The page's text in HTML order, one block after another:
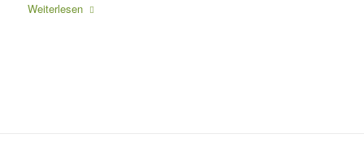
Weiterlesen